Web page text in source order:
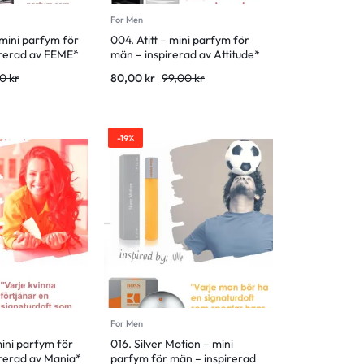
parfym för
av FEME*
kr
For Men
004. Atitt – mini parfym för
män – inspirerad av Attitude*
80,00kr 99,00kr
parfym för
av Mania*
-19%
For Men
016. Silver Motion – mini
parfym för män – inspirerad